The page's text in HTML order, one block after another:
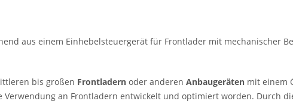
aus einem Einhebelsteuergerät für Frontlader mit mechanischer
bis großen Frontladern oder anderen Anbaugeräten mit einem
Verwendung an Frontladern entwickelt und optimiert worden. Durch